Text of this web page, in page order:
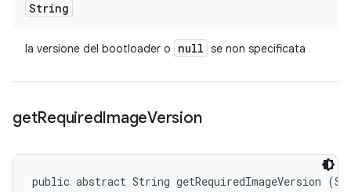
String
la versione del bootloader o null se non specificata
getRequiredImageVersion
public abstract String getRequiredImageVersion